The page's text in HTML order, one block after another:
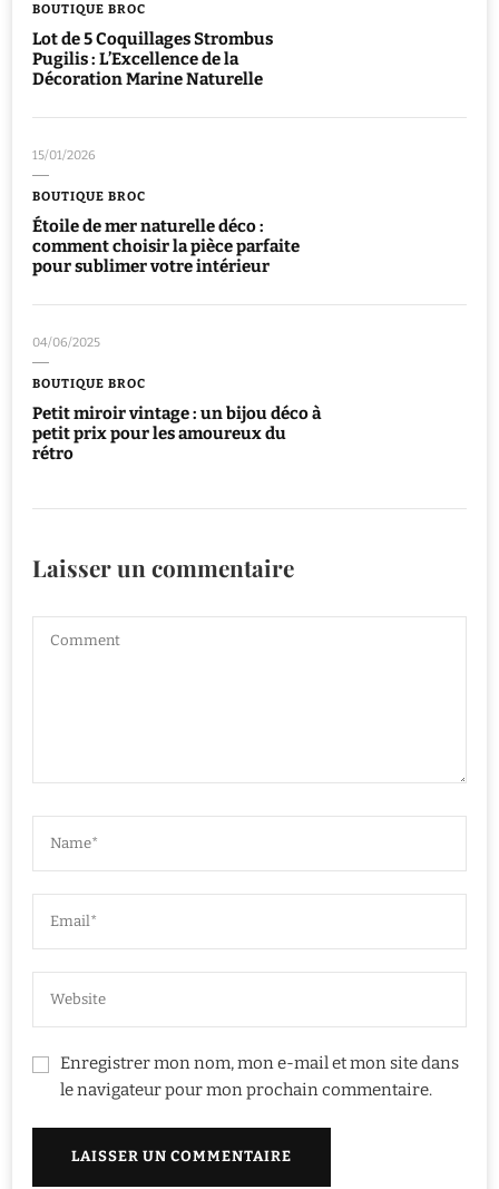
BOUTIQUE BROC
Lot de 5 Coquillages Strombus
Pugilis : L’Excellence de la
Décoration Marine Naturelle
15/01/2026
BOUTIQUE BROC
Étoile de mer naturelle déco :
comment choisir la pièce parfaite
pour sublimer votre intérieur
04/06/2025
BOUTIQUE BROC
Petit miroir vintage : un bijou déco à
petit prix pour les amoureux du
rétro
Laisser un commentaire
Enregistrer mon nom, mon e-mail et mon site dans
le navigateur pour mon prochain commentaire.